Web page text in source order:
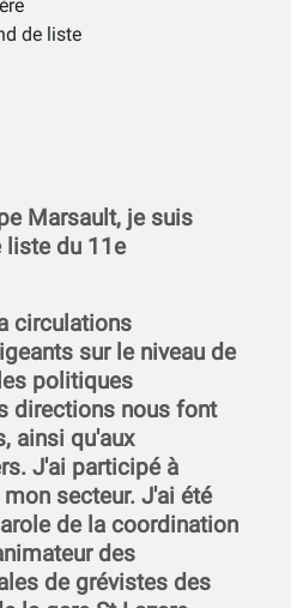
de liste
Marsault, je suis
liste du 11e
circulations
sur le niveau de
politiques
directions nous font
ainsi qu'aux
J'ai participé à
secteur. J'ai été
de la coordination
des
de grévistes des